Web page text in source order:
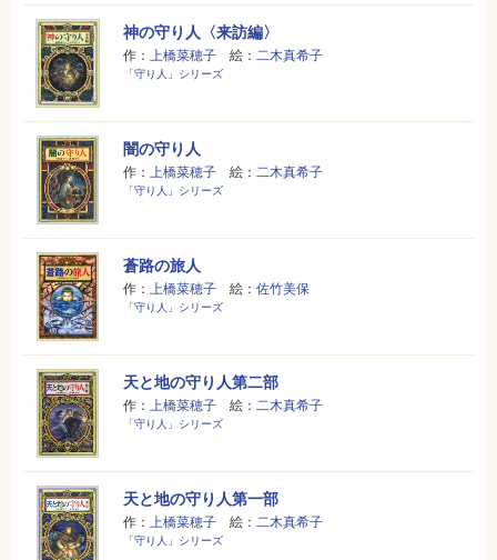
神の守り人〈来訪編〉
作： 上橋菜穂子 絵： 二木真希子
「守り人」シリーズ
闇の守り人
作： 上橋菜穂子 絵： 二木真希子
「守り人」シリーズ
蒼路の旅人
作： 上橋菜穂子 絵： 佐竹美保
「守り人」シリーズ
天と地の守り人第二部
作： 上橋菜穂子 絵： 二木真希子
「守り人」シリーズ
天と地の守り人第一部
作： 上橋菜穂子 絵： 二木真希子
「守り人」シリーズ